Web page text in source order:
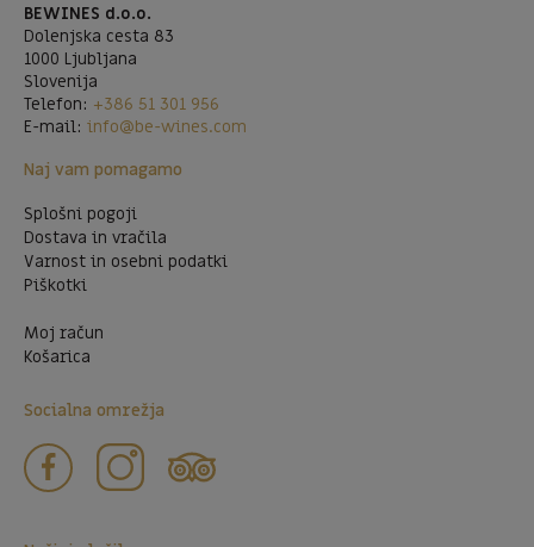
BEWINES d.o.o.
Dolenjska cesta 83
1000 Ljubljana
Slovenija
Telefon: +386 51 301 956
E-mail: info@be-wines.com
Naj vam pomagamo
Splošni pogoji
Dostava in vračila
Varnost in osebni podatki
Piškotki
Moj račun
Košarica
Socialna omrežja